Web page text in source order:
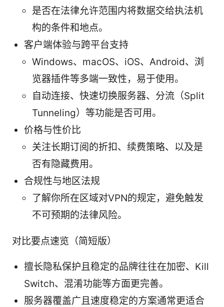
是否在法律允许范围内将数据交给执法机
构的条件和地点。
客户端体验与跨平台支持
Windows、macOS、iOS、Android、浏
览器插件等多端一致性，易于使用。
自动连接、快速切换服务器、分流（Split
Tunneling）等功能是否可用。
价格与性价比
关注长期订阅的折扣、续费策略、以及是
否有隐藏费用。
合规性与地区法规
了解你所在区域对VPN的规定，避免触发
不可预期的法律风险。
对比要点速览（简短版）
擅长隐私保护且稳定的品牌往往在加密、Kill
Switch、混淆功能等方面更完善。
服务器覆盖广且速度稳定的方案通常更适合